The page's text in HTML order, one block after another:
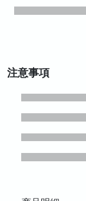
注意事項